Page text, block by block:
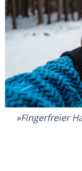
Fingerfreier